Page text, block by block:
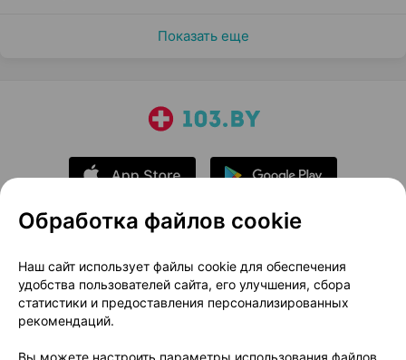
Показать еще
О проекте
Новости проекта
Размещение рекламы
Медицинский маркетинг
Публичный договор
Доставка
Обработка файлов cookie
Наш сайт использует файлы cookie для обеспечения
удобства пользователей сайта, его улучшения, сбора
статистики и предоставления персонализированных
рекомендаций.
Вы можете настроить параметры использования файлов